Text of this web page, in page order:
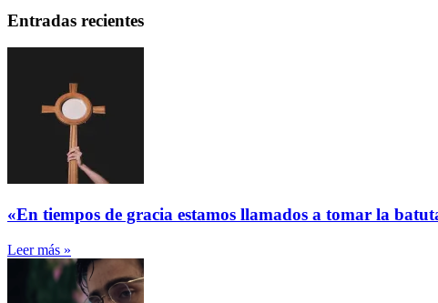
Entradas recientes
«En tiempos de gracia estamos llamados a tomar la
Leer más »